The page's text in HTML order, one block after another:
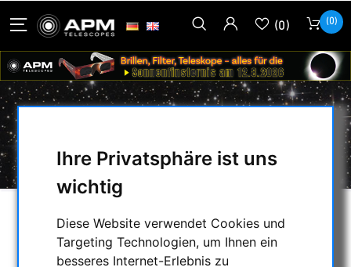
Ihre Privatsphäre ist uns
wichtig
Diese Website verwendet Cookies und
Targeting Technologien, um Ihnen ein
besseres Internet-Erlebnis zu
(0) (0)
AUSWAHL